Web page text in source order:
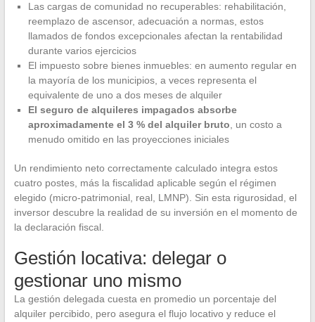
Las cargas de comunidad no recuperables: rehabilitación,
reemplazo de ascensor, adecuación a normas, estos
llamados de fondos excepcionales afectan la rentabilidad
durante varios ejercicios
El impuesto sobre bienes inmuebles: en aumento regular en
la mayoría de los municipios, a veces representa el
equivalente de uno a dos meses de alquiler
El seguro de alquileres impagados absorbe
aproximadamente el 3 % del alquiler bruto, un costo a
menudo omitido en las proyecciones iniciales
Un rendimiento neto correctamente calculado integra estos
cuatro postes, más la fiscalidad aplicable según el régimen
elegido (micro-patrimonial, real, LMNP). Sin esta rigurosidad, el
inversor descubre la realidad de su inversión en el momento de
la declaración fiscal.
Gestión locativa: delegar o
gestionar uno mismo
La gestión delegada cuesta en promedio un porcentaje del
alquiler percibido, pero asegura el flujo locativo y reduce el